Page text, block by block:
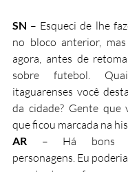
SN – Esqueci de lhe
no bloco anterior,
agora, antes de
sobre futebol.
itaguarenses você
da cidade? Gente que
que ficou marcada na
AR – Há bons e
personagens. Eu